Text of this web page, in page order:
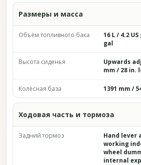
Размеры и масса
Объём топливного бака
16 L / 4.2
gal
Высота сиденья
Upwards
mm / 28 in.
Колёсная база 1391 mm /
Ходовая часть и тормоза
Задний тормоз
Hand lever
working
wheel
internal